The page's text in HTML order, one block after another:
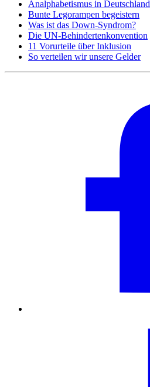
Analphabetismus in Deutschland
Bunte Legorampen begeistern
Was ist das Down-Syndrom?
Die UN-Behindertenkonvention
11 Vorurteile über Inklusion
So verteilen wir unsere Gelder